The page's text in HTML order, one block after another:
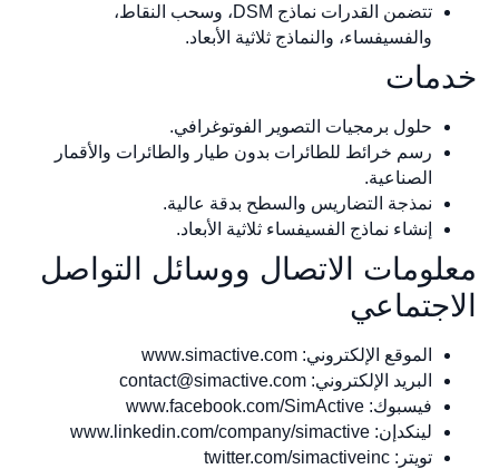
تتضمن القدرات نماذج DSM، وسحب النقاط،
والفسيفساء، والنماذج ثلاثية الأبعاد.
حلول برمجيات التصوير الفوتوغرافي.
رسم خرائط للطائرات بدون طيار والطائرات والأقمار
الصناعية.
نمذجة التضاريس والسطح بدقة عالية.
إنشاء نماذج الفسيفساء ثلاثية الأبعاد.
الاتصال ووسائل التواصل
الموقع الإلكتروني: www.simactive.com
البريد الإلكتروني:contact@simactive.com
فيسبوك: www.facebook.com/SimActive
لينكدإن: www.linkedin.com/company/simactive
تويتر: twitter.com/simactiveinc